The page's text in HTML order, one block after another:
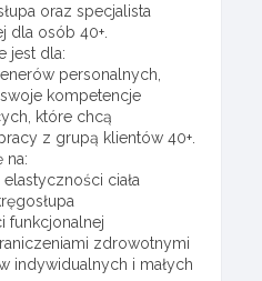
oraz specjalista
dla osób 40+.
jest dla:
personalnych,
kompetencje
które chcą
z grupą klientów 40+.
na:
ciała
funkcjonalnej
zdrowotnymi
indywidualnych i małych